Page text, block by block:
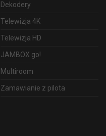
Dekodery
Telewizja 4K
Telewizja HD
JAMBOX go!
Multiroom
Zamawianie z pilota